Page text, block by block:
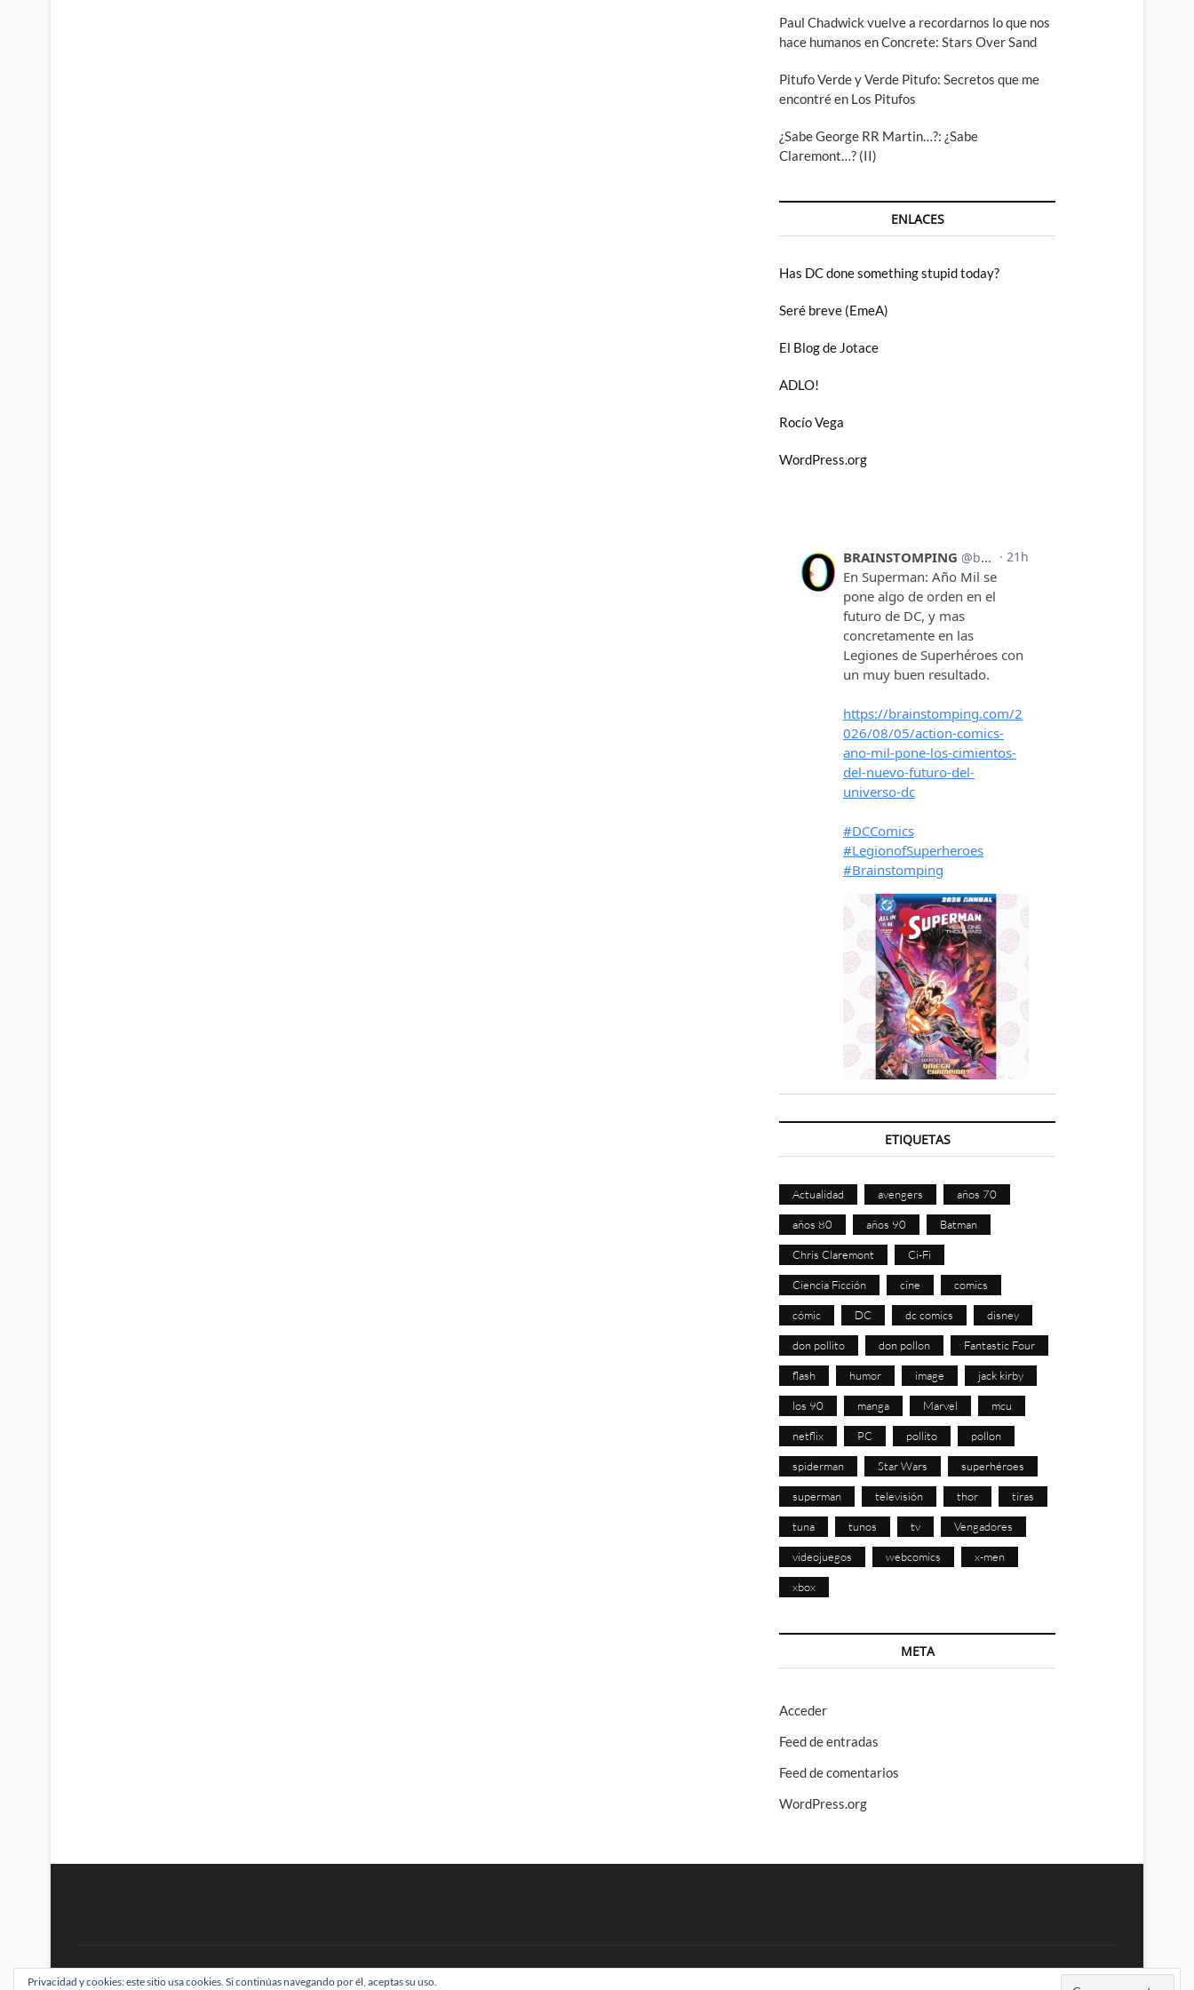
Paul Chadwick vuelve a recordarnos lo que nos
hace humanos en Concrete: Stars Over Sand
Pitufo Verde y Verde Pitufo: Secretos que me
encontré en Los Pitufos
¿Sabe George RR Martin…?: ¿Sabe
Claremont…? (II)
ENLACES
Has DC done something stupid today?
Seré breve (EmeA)
El Blog de Jotace
ADLO!
Rocío Vega
WordPress.org
ETIQUETAS
Actualidad avengers años 70
años 80 años 90 Batman
Chris Claremont Ci-Fi
Ciencia Ficción cine comics
cómic DC dc comics disney
don pollito don pollon Fantastic Four
flash humor image jack kirby
los 90 manga Marvel mcu
netflix PC pollito pollon
spiderman Star Wars superhéroes
superman televisión thor tiras
tuna tunos tv Vengadores
videojuegos webcomics x-men
xbox
META
Acceder
Feed de entradas
Feed de comentarios
WordPress.org
BRAINSTOMPING| Diseñado por:Theme Freesia|WordPress| © Todos los derechos reservados
Privacidad y cookies: este sitio usa cookies. Si continúas navegando por él, aceptas su uso.